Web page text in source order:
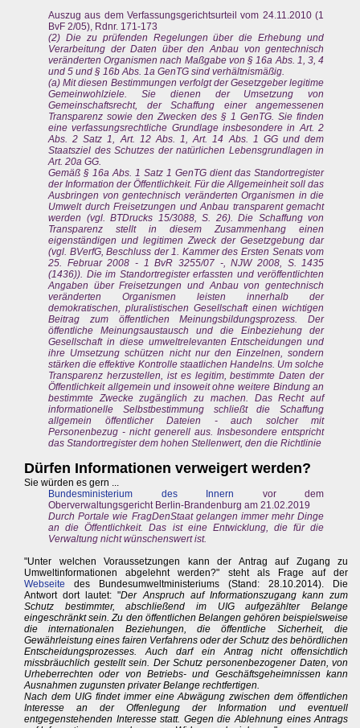
Auszug aus dem Verfassungsgerichtsurteil vom 24.11.2010 (1
BvF 2/05), Rdnr. 171-173
(2) Die zu prüfenden Regelungen über die Erhebung und
Verarbeitung der Daten über den Anbau von gentechnisch
veränderten Organismen nach Maßgabe von § 16a Abs. 1, 3, 4
und 5 und § 16b Abs. 1a GenTG sind verhältnismäßig.
(a) Mit diesen Bestimmungen verfolgt der Gesetzgeber legitime
Gemeinwohlziele. Sie dienen der Umsetzung von
Gemeinschaftsrecht, der Schaffung einer angemessenen
Transparenz sowie den Zwecken des § 1 GenTG. Sie finden
eine verfassungsrechtliche Grundlage insbesondere in Art. 2
Abs. 2 Satz 1, Art. 12 Abs. 1, Art. 14 Abs. 1 GG und dem
Staatsziel des Schutzes der natürlichen Lebensgrundlagen in
Art. 20a GG.
Gemäß § 16a Abs. 1 Satz 1 GenTG dient das Standortregister
der Information der Öffentlichkeit. Für die Allgemeinheit soll das
Ausbringen von gentechnisch veränderten Organismen in die
Umwelt durch Freisetzungen und Anbau transparent gemacht
werden (vgl. BTDrucks 15/3088, S. 26). Die Schaffung von
Transparenz stellt in diesem Zusammenhang einen
eigenständigen und legitimen Zweck der Gesetzgebung dar
(vgl. BVerfG, Beschluss der 1. Kammer des Ersten Senats vom
25. Februar 2008 - 1 BvR 3255/07 -, NJW 2008, S. 1435
(1436)). Die im Standortregister erfassten und veröffentlichten
Angaben über Freisetzungen und Anbau von gentechnisch
veränderten Organismen leisten innerhalb der
demokratischen, pluralistischen Gesellschaft einen wichtigen
Beitrag zum öffentlichen Meinungsbildungsprozess. Der
öffentliche Meinungsaustausch und die Einbeziehung der
Gesellschaft in diese umweltrelevanten Entscheidungen und
ihre Umsetzung schützen nicht nur den Einzelnen, sondern
stärken die effektive Kontrolle staatlichen Handelns. Um solche
Transparenz herzustellen, ist es legitim, bestimmte Daten der
Öffentlichkeit allgemein und insoweit ohne weitere Bindung an
bestimmte Zwecke zugänglich zu machen. Das Recht auf
informationelle Selbstbestimmung schließt die Schaffung
allgemein öffentlicher Dateien - auch solcher mit
Personenbezug - nicht generell aus. Insbesondere entspricht
das Standortregister dem hohen Stellenwert, den die Richtlinie
Dürfen Informationen verweigert werden?
Sie würden es gern ...
Bundesministerium des Innern vor dem
Oberverwaltungsgericht Berlin-Brandenburg am 21.02.2019
Durch Portale wie FragDenStaat gelangen immer mehr Dinge
an die Öffentlichkeit. Das ist eine Entwicklung, die für die
Verwaltung nicht wünschenswert ist.
"Unter welchen Voraussetzungen kann der Antrag auf Zugang zu
Umweltinformationen abgelehnt werden?" steht als Frage auf der
Webseite des Bundesumweltministeriums (Stand: 28.10.2014). Die
Antwort dort lautet: "Der Anspruch auf Informationszugang kann zum
Schutz bestimmter, abschließend im UIG aufgezählter Belange
eingeschränkt sein. Zu den öffentlichen Belangen gehören beispielsweise
die internationalen Beziehungen, die öffentliche Sicherheit, die
Gewährleistung eines fairen Verfahrens oder der Schutz des behördlichen
Entscheidungsprozesses. Auch darf ein Antrag nicht offensichtlich
missbräuchlich gestellt sein. Der Schutz personenbezogener Daten, von
Urheberrechten oder von Betriebs- und Geschäftsgeheimnissen kann
Ausnahmen zugunsten privater Belange rechtfertigen.
Nach dem UIG findet immer eine Abwägung zwischen dem öffentlichen
Interesse an der Offenlegung der Information und eventuell
entgegenstehenden Interesse statt. Gegen die Ablehnung eines Antrags